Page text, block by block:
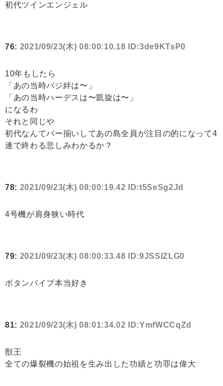
初代ツインエンジェル
76: 2021/09/23(木) 08:00:10.18 ID:3de9KTsP0
10年もしたら
「あの当時バジ絆は〜」
「あの当時ハーデスは〜凱旋は〜」
になるわ
それと同じや
初代なんてバー揃いしてあの島全員が注目の的になって4
連で終わる悲しみわかるか？
78: 2021/09/23(木) 08:00:19.42 ID:t5SeSg2Jd
4号機が肩身狭い時代
79: 2021/09/23(木) 08:00:33.48 ID:9JSSIZLG0
ボタンバイブ本当好き
81: 2021/09/23(木) 08:01:34.02 ID:YmfWCCqZd
獣王
全ての爆裂機の始祖を生み出した功績と功罪は偉大